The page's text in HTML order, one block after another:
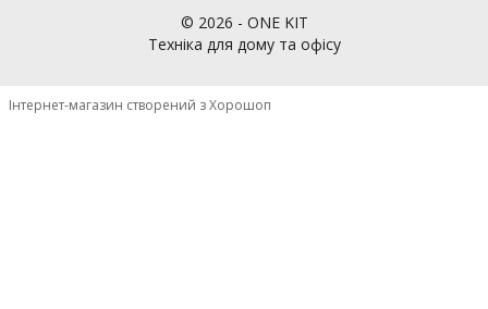
© 2026 - ONE KIT
Техніка для дому та офісу
Інтернет-магазин створений з Хорошоп